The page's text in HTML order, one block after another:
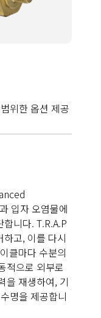
위한 옵션 제공
입자 오염물에
니다. T.R.A.P
고, 이를 다시
클마다 수분의
적으로 외부로
을 재생하여, 기
명을 제공합니